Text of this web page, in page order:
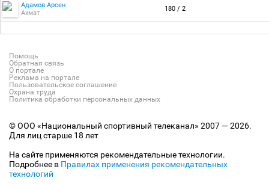
Адамов Арсен
Ахмат
180 / 2
Помощь
Обратная связь
О портале
Реклама на портале
Пользовательское соглашение
Охрана труда
Политика обработки персональных данных
© ООО «Национальный спортивный телеканал» 2007 — 2026.
Для лиц старше 18 лет
На сайте применяются рекомендательные технологии.
Подробнее в Правилах применения рекомендательных
технологий